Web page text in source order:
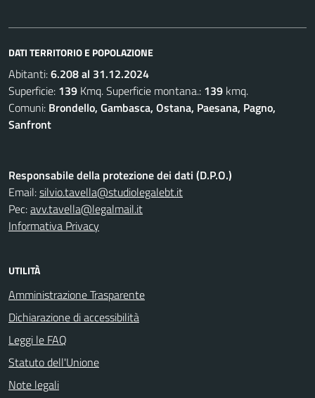
DATI TERRITORIO E POPOLAZIONE
Abitanti:6.208 al 31.12.2024
Superficie: 139 Kmq. Superficie montana.: 139 kmq.
Comuni: Brondello, Gambasca, Ostana, Paesana, Pagno,
Sanfront
Responsabile della protezione dei dati (D.P.O.)
Email:silvio.tavella@studiolegalebt.it
Pec:avv.tavella@legalmail.it
Informativa Privacy
UTILITÀ
Amministrazione Trasparente
Dichiarazione di accessibilità
Leggi le FAQ
Statuto dell'Unione
Note legali